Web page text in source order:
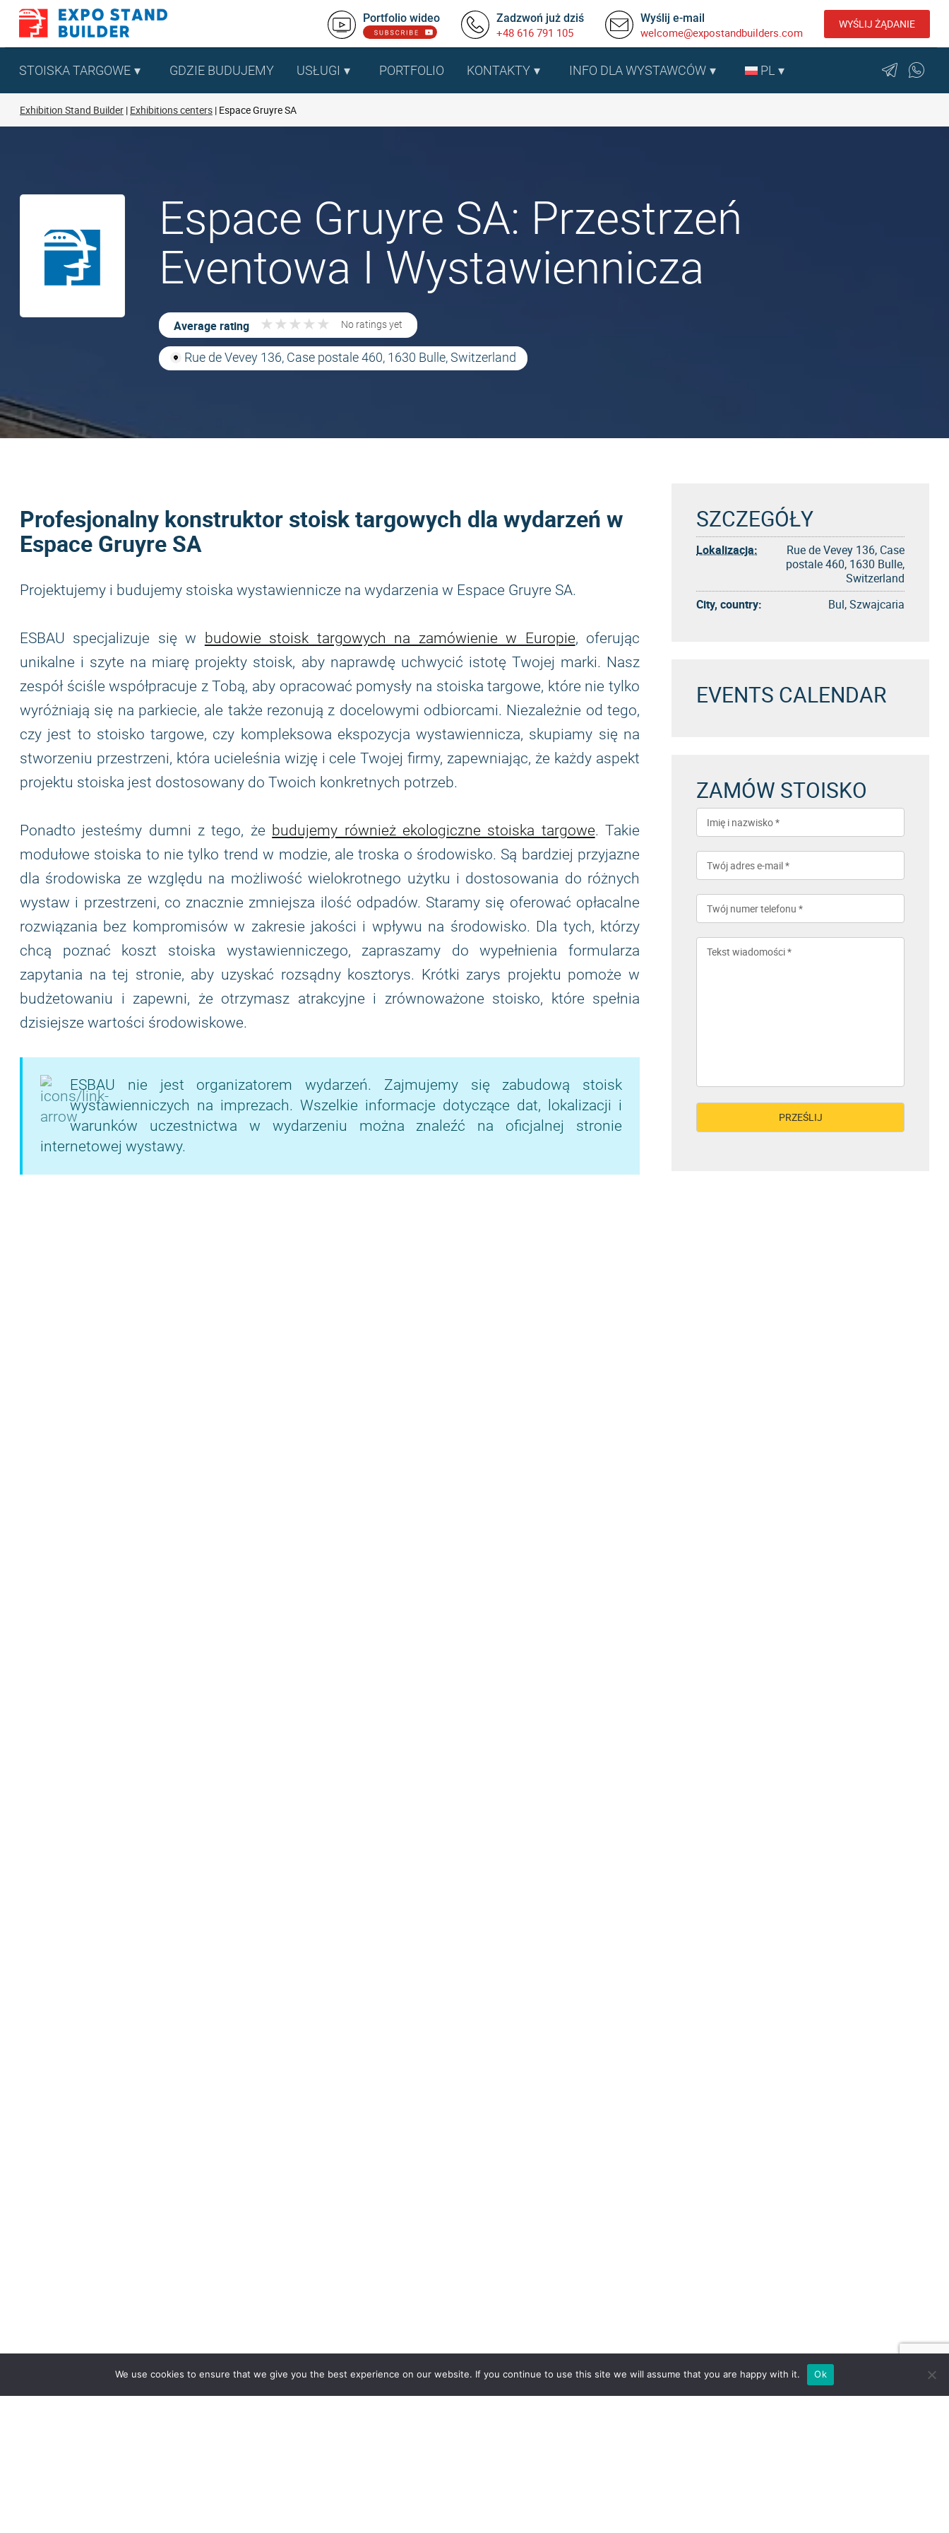
Skip
content
Portfolio wideo Zadzwoń już dziś
+48 616 791 105
Wyślij e-mail
welcome@expostandbuilders.com
WYŚLIJ ŻĄDANIE
STOISKA TARGOWE GDZIE BUDUJEMY USŁUGI PORTFOLIO KONTAKTY INFO DLA WYSTAWCÓW PL
Exhibition Stand Builder Exhibitions centers Espace Gruyre SA
Espace Gruyre SA: Przestrzeń
Eventowa I Wystawiennicza
Average rating ★ ★ ★ ★ ★
★ ★ ★ ★ ★ No ratings yet
Rue de Vevey 136, Case postale 460, 1630 Bulle, Switzerland
Profesjonalny konstruktor stoisk targowych dla wydarzeń w
Espace Gruyre SA
Projektujemy i budujemy stoiska wystawiennicze na wydarzenia w Espace Gruyre SA.
ESBAU specjalizuje się w budowie stoisk targowych na zamówienie w Europie, oferując
unikalne i szyte na miarę projekty stoisk, aby naprawdę uchwycić istotę Twojej marki. Nasz
zespół ściśle współpracuje z Tobą, aby opracować pomysły na stoiska targowe, które nie tylko
wyróżniają się na parkiecie, ale także rezonują z docelowymi odbiorcami. Niezależnie od tego,
czy jest to stoisko targowe, czy kompleksowa ekspozycja wystawiennicza, skupiamy się na
stworzeniu przestrzeni, która ucieleśnia wizję i cele Twojej firmy, zapewniając, że każdy aspekt
projektu stoiska jest dostosowany do Twoich konkretnych potrzeb.
Ponadto jesteśmy dumni z tego, że budujemy również ekologiczne stoiska targowe. Takie
modułowe stoiska to nie tylko trend w modzie, ale troska o środowisko. Są bardziej przyjazne
dla środowiska ze względu na możliwość wielokrotnego użytku i dostosowania do różnych
wystaw i przestrzeni, co znacznie zmniejsza ilość odpadów. Staramy się oferować opłacalne
rozwiązania bez kompromisów w zakresie jakości i wpływu na środowisko. Dla tych, którzy
chcą poznać koszt stoiska wystawienniczego, zapraszamy do wypełnienia formularza
zapytania na tej stronie, aby uzyskać rozsądny kosztorys. Krótki zarys projektu pomoże w
budżetowaniu i zapewni, że otrzymasz atrakcyjne i zrównoważone stoisko, które spełnia
dzisiejsze wartości środowiskowe.
ESBAU nie jest organizatorem wydarzeń. Zajmujemy się zabudową stoisk
wystawienniczych na imprezach. Wszelkie informacje dotyczące dat, lokalizacji i
warunków uczestnictwa w wydarzeniu można znaleźć na oficjalnej stronie
internetowej wystawy.
SZCZEGÓŁY
Lokalizacja:
Rue de Vevey 136, Case
postale 460, 1630 Bulle,
Switzerland
City, country:
Bul, Szwajcaria
EVENTS CALENDAR
ZAMÓW STOISKO
We use cookies to ensure that we give you the best experience on our website. If you continue to use this site we will assume that you are happy with it. Ok